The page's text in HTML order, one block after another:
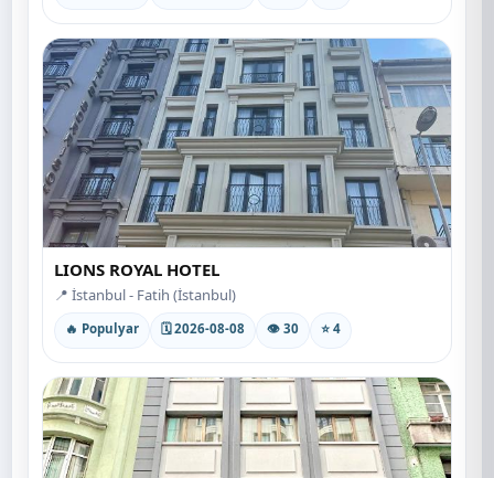
LIONS ROYAL HOTEL
📍 İstanbul - Fatih (İstanbul)
🔥 Populyar 🗓 2026-08-08 👁 30 ⭐ 4